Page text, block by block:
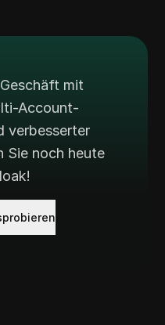
mit
Account-
verbesserter
Sie noch heute